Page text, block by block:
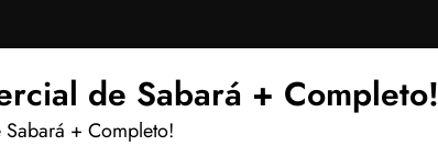
de Sabará + Completo!
+ Completo!